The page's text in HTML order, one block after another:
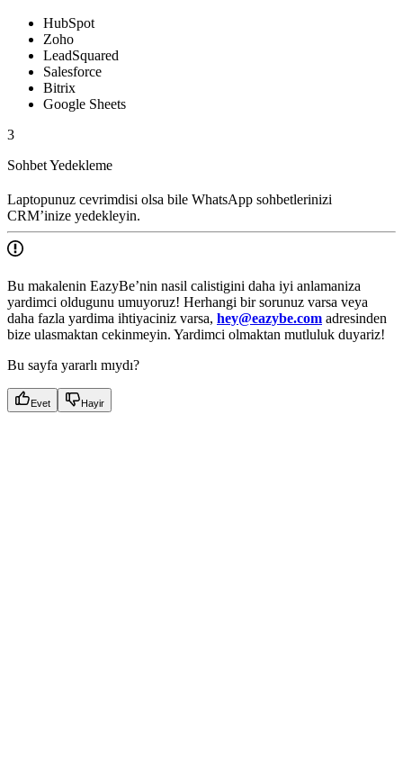
HubSpot
Zoho
LeadSquared
Salesforce
Bitrix
Google Sheets
3
Sohbet Yedekleme
Laptopunuz cevrimdisi olsa bile WhatsApp sohbetlerinizi
CRM’inize yedekleyin.
Bu makalenin EazyBe’nin nasil calistigini daha iyi anlamaniza
yardimci oldugunu umuyoruz! Herhangi bir sorunuz varsa veya
daha fazla yardima ihtiyaciniz varsa, hey@eazybe.com adresinden
bize ulasmaktan cekinmeyin. Yardimci olmaktan mutluluk duyariz!
Bu sayfa yararlı mıydı?
Evet Hayir